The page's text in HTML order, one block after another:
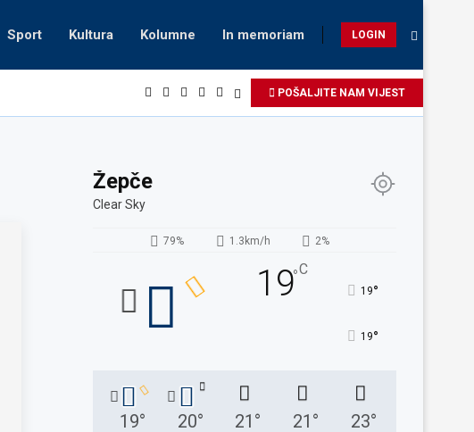
Sport Kultura Kolumne In memoriam LOGIN
POŠALJITE NAM VIJEST
Žepče
Clear Sky
79% 1.3km/h 2%
19°C
19°
19°
19° 20° 21 ° 21 ° 23°